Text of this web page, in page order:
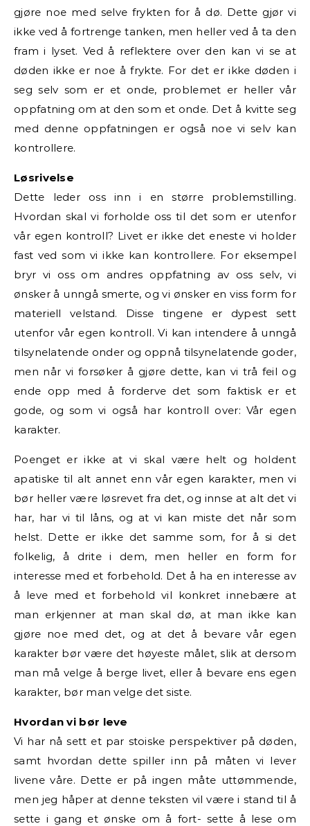
gjøre noe med selve frykten for å dø. Dette gjør vi
ikke ved å fortrenge tanken, men heller ved å ta den
fram i lyset. Ved å reflektere over den kan vi se at
døden ikke er noe å frykte. For det er ikke døden i
seg selv som er et onde, problemet er heller vår
oppfatning om at den som et onde. Det å kvitte seg
med denne oppfatningen er også noe vi selv kan
kontrollere.
Løsrivelse
Dette leder oss inn i en større problemstilling.
Hvordan skal vi forholde oss til det som er utenfor
vår egen kontroll? Livet er ikke det eneste vi holder
fast ved som vi ikke kan kontrollere. For eksempel
bryr vi oss om andres oppfatning av oss selv, vi
ønsker å unngå smerte, og vi ønsker en viss form for
materiell velstand. Disse tingene er dypest sett
utenfor vår egen kontroll. Vi kan intendere å unngå
tilsynelatende onder og oppnå tilsynelatende goder,
men når vi forsøker å gjøre dette, kan vi trå feil og
ende opp med å forderve det som faktisk er et
gode, og som vi også har kontroll over: Vår egen
karakter.
Poenget er ikke at vi skal være helt og holdent
apatiske til alt annet enn vår egen karakter, men vi
bør heller være løsrevet fra det, og innse at alt det vi
har, har vi til låns, og at vi kan miste det når som
helst. Dette er ikke det samme som, for å si det
folkelig, å drite i dem, men heller en form for
interesse med et forbehold. Det å ha en interesse av
å leve med et forbehold vil konkret innebære at
man erkjenner at man skal dø, at man ikke kan
gjøre noe med det, og at det å bevare vår egen
karakter bør være det høyeste målet, slik at dersom
man må velge å berge livet, eller å bevare ens egen
karakter, bør man velge det siste.
Hvordan vi bør leve
Vi har nå sett et par stoiske perspektiver på døden,
samt hvordan dette spiller inn på måten vi lever
livene våre. Dette er på ingen måte uttømmende,
men jeg håper at denne teksten vil være i stand til å
sette i gang et ønske om å fort- sette å lese om